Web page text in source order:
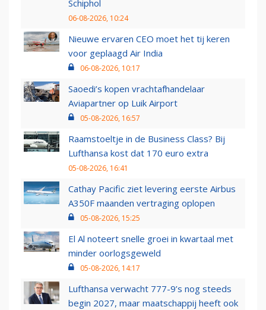
Schiphol
06-08-2026, 10:24
Nieuwe ervaren CEO moet het tij keren
voor geplaagd Air India
06-08-2026, 10:17
Saoedi’s kopen vrachtafhandelaar
Aviapartner op Luik Airport
05-08-2026, 16:57
Raamstoeltje in de Business Class? Bij
Lufthansa kost dat 170 euro extra
05-08-2026, 16:41
Cathay Pacific ziet levering eerste Airbus
A350F maanden vertraging oplopen
05-08-2026, 15:25
El Al noteert snelle groei in kwartaal met
minder oorlogsgeweld
05-08-2026, 14:17
Lufthansa verwacht 777-9’s nog steeds
begin 2027, maar maatschappij heeft ook